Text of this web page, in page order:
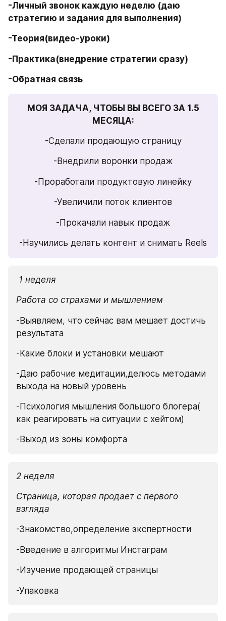
-Личный звонок каждую неделю (даю
стратегию и задания для выполнения)
-Теория(видео-уроки)
-Практика(внедрение стратегии сразу)
-Обратная связь
МОЯ ЗАДАЧА, ЧТОБЫ ВЫ ВСЕГО ЗА 1.5
МЕСЯЦА:
-Сделали продающую страницу
-Внедрили воронки продаж
-Проработали продуктовую линейку
-Увеличили поток клиентов
-Прокачали навык продаж
-Научились делать контент и снимать Reels
1 неделя
Работа со страхами и мышлением
-Выявляем, что сейчас вам мешает достичь
результата
-Какие блоки и установки мешают
-Даю рабочие медитации,делюсь методами
выхода на новый уровень
-Психология мышления большого блогера(
как реагировать на ситуации с хейтом)
-Выход из зоны комфорта
2 неделя
Страница, которая продает с первого
взгляда
-Знакомство,определение экспертности
-Введение в алгоритмы Инстаграм
-Изучение продающей страницы
-Упаковка